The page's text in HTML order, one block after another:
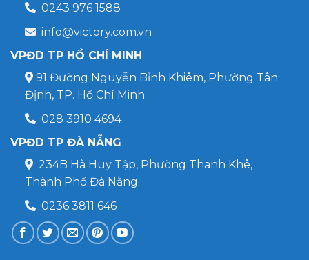
0243 976 1588
info@victory.com.vn
VPĐD TP HỒ CHÍ MINH
91 Đường Nguyễn Bỉnh Khiêm, Phường Tân
Định, TP. Hồ Chí Minh
028 3910 4694
VPĐD TP ĐÀ NẴNG
234B Hà Huy Tập, Phường Thanh Khê,
Thành Phố Đà Nẵng
0236 3811 646